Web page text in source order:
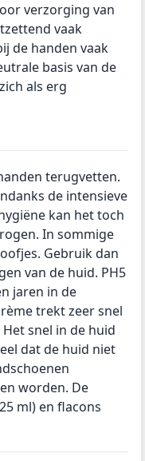
verzorging van
vaak
de handen vaak
basis van de
als erg
terugvetten.
de intensieve
kan het toch
In sommige
Gebruik dan
van de huid. PH5
jaren in de
trekt zeer snel
snel in de huid
dat de huid niet
worden. De
ml) en flacons